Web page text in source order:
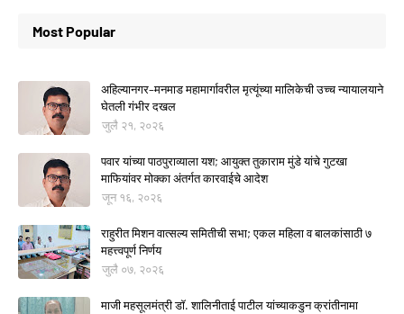
Most Popular
अहिल्यानगर–मनमाड महामार्गावरील मृत्यूंच्या मालिकेची उच्च न्यायालयाने
घेतली गंभीर दखल
जुलै २१, २०२६
पवार यांच्या पाठपुराव्याला यश; आयुक्त तुकाराम मुंडे यांचे गुटखा
माफियांवर मोक्का अंतर्गत कारवाईचे आदेश
जून १६, २०२६
राहुरीत मिशन वात्सल्य समितीची सभा; एकल महिला व बालकांसाठी ७
महत्त्वपूर्ण निर्णय
जुलै ०७, २०२६
माजी महसूलमंत्री डॉ. शालिनीताई पाटील यांच्याकडुन क्रांतीनामा